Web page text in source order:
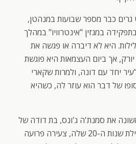
גרים כבר מספר שבועות במנהטן,
במגזין "אינטרוויו" במהלך
היא לא דיברה או פגשה את
אך ביום העצמאות היא פוגשת
יחד עם דונה, ולמרות שקארי
של דבר הוא עוזר לה, כשהיא
את סמנת'ה ג'ונס, בת דודה של
דונה, המבוגרת מהם, בתחילת שנות ה-20 שלה, צעירה פרועה